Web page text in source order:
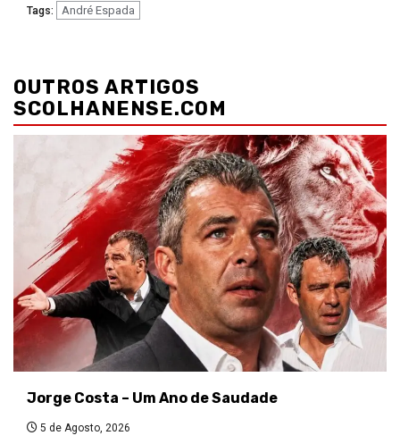
Tags: André Espada
de
artigos
OUTROS ARTIGOS
SCOLHANENSE.COM
Jorge Costa – Um Ano de Saudade
5 de Agosto, 2026